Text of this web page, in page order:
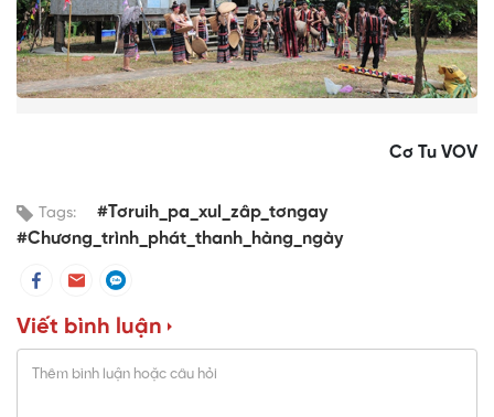
Cơ Tu VOV
Tags:
#Tơruih_pa_xul_zâp_tơngay
#Chương_trình_phát_thanh_hàng_ngày
Viết bình luận